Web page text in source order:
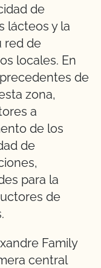
de
lácteos y la
red de
locales. En
de
zona,
a
de los
de
para la
de
Family
central